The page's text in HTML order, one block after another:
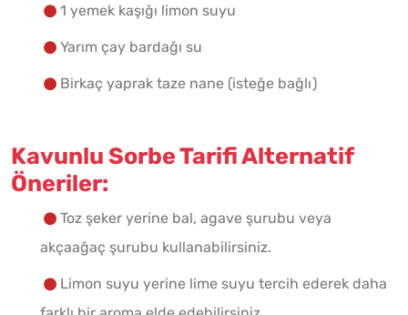
1 yemek kaşığı limon suyu
Yarım çay bardağı su
Birkaç yaprak taze nane (isteğe bağlı)
Kavunlu Sorbe Tarifi Alternatif
Öneriler:
Toz şeker yerine bal, agave şurubu veya
akçaağaç şurubu kullanabilirsiniz.
Limon suyu yerine lime suyu tercih ederek daha